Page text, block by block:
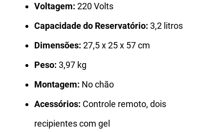
Voltagem: 220 Volts
Capacidade do Reservatório: 3,2 litros
Dimensões: 27,5 x 25 x 57 cm
Peso: 3,97 kg
Montagem: No chão
Acessórios: Controle remoto, dois
recipientes com gel